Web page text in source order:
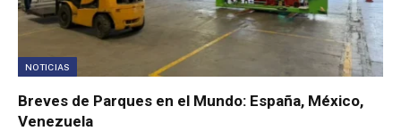
NOTICIAS
Breves de Parques en el Mundo: España, México,
Venezuela